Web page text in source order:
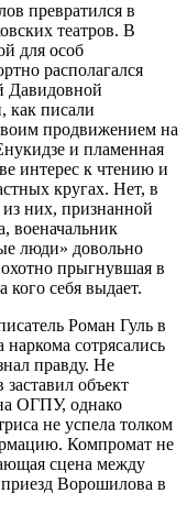
превратился в
театров. В
для особ
располагался
Давидовной
как писали
продвижением на
и пламенная
интерес к чтению и
кругах. Нет, в
из них, признанной
военачальник
люди» довольно
прыгнувшая в
кого себя выдает.
Роман Гуль в
сотрясались
правду. Не
объект
ОГПУ, однако
не успела толком
Компромат не
сцена между
Ворошилова в